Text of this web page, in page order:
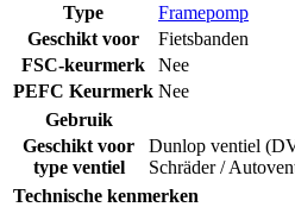
Type
Framepomp
Geschikt voor
Fietsbanden
FSC-keurmerk
Nee
PEFC Keurmerk Nee
Gebruik
Geschikt voor
type ventiel
Dunlop ventiel
Schräder /
Technische kenmerken